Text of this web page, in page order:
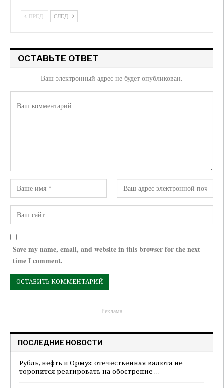
ПРЕД. СЛЕД.
ОСТАВЬТЕ ОТВЕТ
Ваш электронный адрес не будет опубликован.
Save my name, email, and website in this browser for the next
time I comment.
- Реклама -
ПОСЛЕДНИЕ НОВОСТИ
Рубль, нефть и Ормуз: отечественная валюта не
торопится реагировать на обострение …